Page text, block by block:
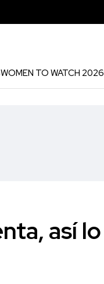
WOMEN TO WATCH 2026
así lo